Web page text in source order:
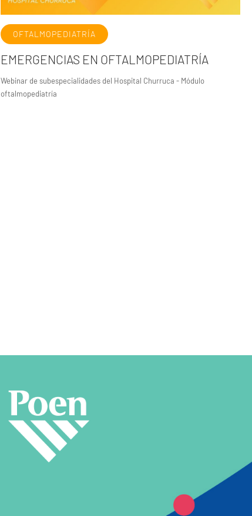
OFTALMOPEDIATRÍA
EMERGENCIAS EN OFTALMOPEDIATRÍA
Webinar de subespecialidades del Hospital Churruca - Módulo
oftalmopediatría